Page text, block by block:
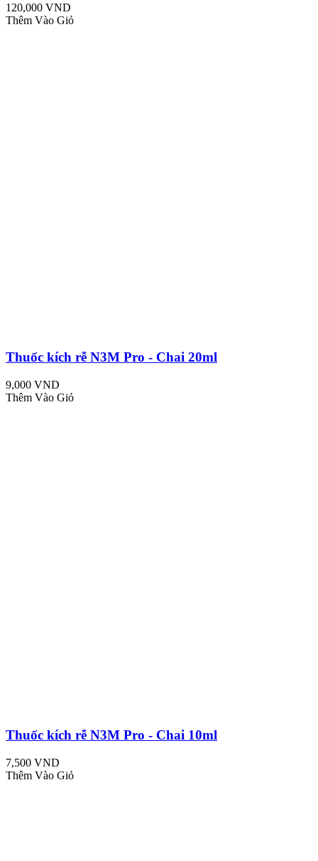
120,000 VND
Thêm Vào Giỏ
Thuốc kích rễ N3M Pro - Chai 20ml
9,000 VND
Thêm Vào Giỏ
Thuốc kích rễ N3M Pro - Chai 10ml
7,500 VND
Thêm Vào Giỏ